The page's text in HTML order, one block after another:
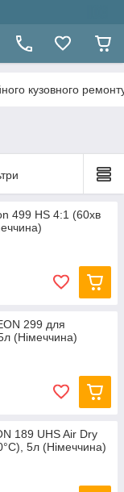
кузовного
499 HS 4:1 (60хв
299 для
(Німеччина)
189 UHS Air Dry
5л (Німеччина)